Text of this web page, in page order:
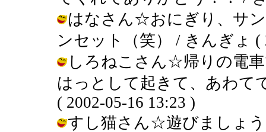
はなさん☆おにぎり、サ
ンセット（笑） / きんぎょ (
しろねこさん☆帰りの電
はっとして起きて、あわて
( 2002-05-16 13:23 )
すし猫さん☆遊びましょ